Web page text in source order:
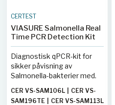
CERTEST
VIASURE Salmonella Real
Time PCR Detection Kit
Diagnostisk qPCR-kit for
sikker påvisning av
Salmonella-bakterier med.
CER VS-SAM106L
CER VS-
SAM196TE
CER VS-SAM113L